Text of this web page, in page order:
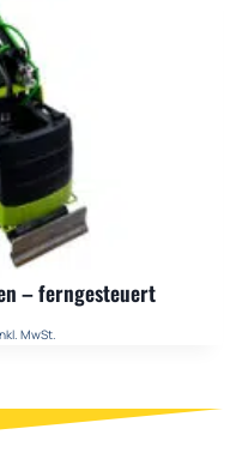
– ferngesteuert
MwSt.